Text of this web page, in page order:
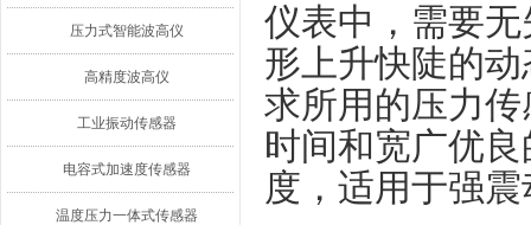
压力式智能波高仪
高精度波高仪
工业振动传感器
电容式加速度传感器
温度压力一体式传感器
仪表中，需要
形上升快陡的
求所用的压力
时间和宽广优
度，适用于强